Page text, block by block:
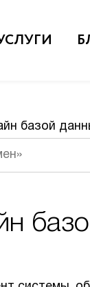
базой